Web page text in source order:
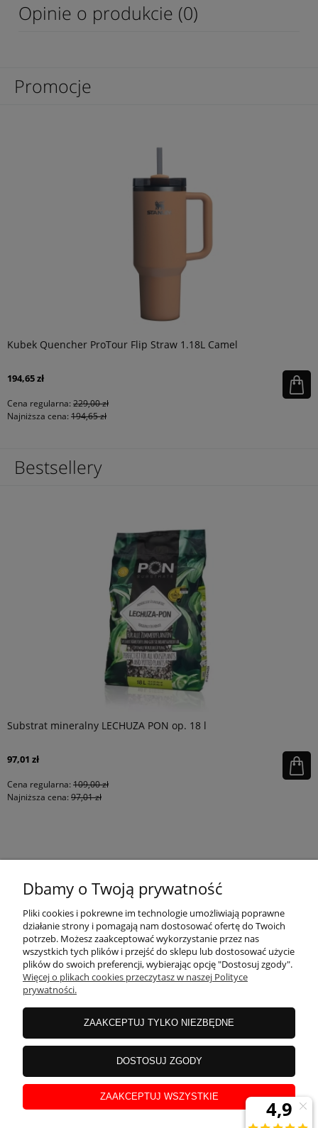
Opinie o produkcie (0)
Promocje
Kubek Quencher ProTour Flip Straw 1.18L Camel
194,65 zł
Cena regularna: 229,00 zł
Najniższa cena: 194,65 zł
Bestsellery
Substrat mineralny LECHUZA PON op. 18 l
97,01 zł
Cena regularna: 109,00 zł
Najniższa cena: 97,01 zł
MOJE KONTO
PŁATNOŚCI I DOSTAWA
INFORMACJE
INSTRUKCJE
O NAS
Dbamy o Twoją prywatność
Pliki cookies i pokrewne im technologie umożliwiają poprawne
działanie strony i pomagają nam dostosować ofertę do Twoich
potrzeb. Możesz zaakceptować wykorzystanie przez nas
wszystkich tych plików i przejść do sklepu lub dostosować użycie
plików do swoich preferencji, wybierając opcję "Dostosuj zgody".
Więcej o plikach cookies przeczytasz w naszej Polityce
prywatności.
ZAAKCEPTUJ TYLKO NIEZBĘDNE
DOSTOSUJ ZGODY
ZAAKCEPTUJ WSZYSTKIE